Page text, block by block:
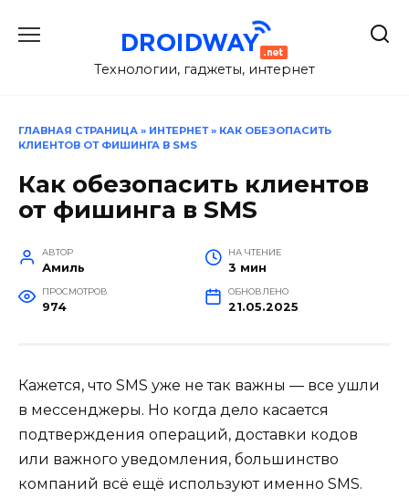
Технологии, гаджеты, интернет
ГЛАВНАЯ СТРАНИЦА » ИНТЕРНЕТ» КАК ОБЕЗОПАСИТЬ
КЛИЕНТОВ ОТ ФИШИНГА В SMS
Как обезопасить клиентов
от фишинга в SMS
АВТОР
Амиль
НА ЧТЕНИЕ
3 мин
ПРОСМОТРОВ
974
ОБНОВЛЕНО
21.05.2025
Кажется, что SMS уже не так важны — все ушли
в мессенджеры. Но когда дело касается
подтверждения операций, доставки кодов
или важного уведомления, большинство
компаний всё ещё используют именно SMS.